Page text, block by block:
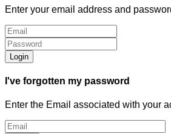
Enter your email address and
Login
I've forgotten my password
Enter the Email associated with your